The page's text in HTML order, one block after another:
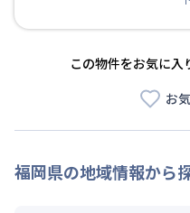
この物件をお気に入
お
福岡県の地域情報から